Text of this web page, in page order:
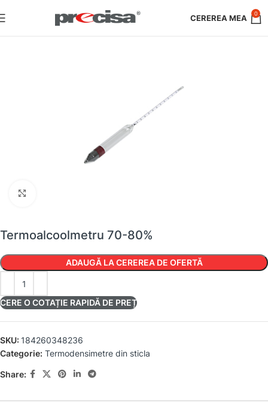
0
Termoalcoolmetru 70-80%
ADAUGĂ LA CEREREA DE OFERTĂ
CERE O COTAȚIE RAPIDĂ DE PREȚ
SKU: 184260348236
Categorie: Termodensimetre din sticla
Share: